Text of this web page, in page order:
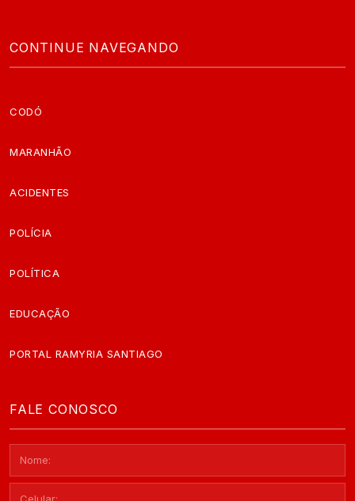
CONTINUE NAVEGANDO
CODÓ
MARANHÃO
ACIDENTES
POLÍCIA
POLÍTICA
EDUCAÇÃO
PORTAL RAMYRIA SANTIAGO
FALE CONOSCO